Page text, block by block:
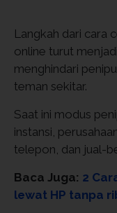
Langkah dari cara
online turut
menghindari
teman sekitar.
Saat ini modus
instansi,
telepon, dan jual-
Baca Juga: 2
lewat HP tanpa